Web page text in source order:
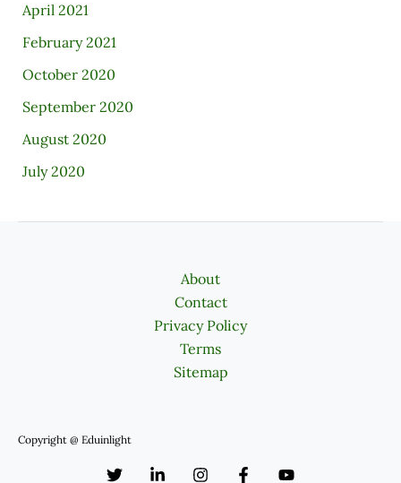
April 2021
February 2021
October 2020
September 2020
August 2020
July 2020
About
Contact
Privacy Policy
Terms
Sitemap
Copyright @ Eduinlight